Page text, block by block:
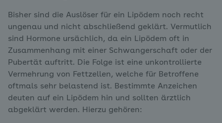
Bisher sind die Auslöser für ein Lipödem noch recht
ungenau und nicht abschließend geklärt. Vermutlich
sind Hormone ursächlich, da ein Lipödem oft in
Zusammenhang mit einer Schwangerschaft oder der
Pubertät auftritt. Die Folge ist eine unkontrollierte
Vermehrung von Fettzellen, welche für Betroffene
oftmals sehr belastend ist. Bestimmte Anzeichen
deuten auf ein Lipödem hin und sollten ärztlich
abgeklärt werden. Hierzu gehören: